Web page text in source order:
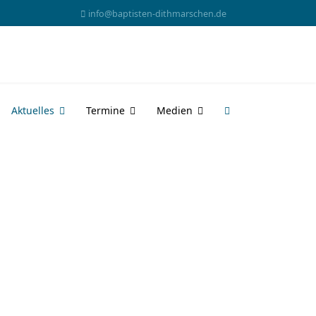
info@baptisten-dithmarschen.de
Aktuelles Termine Medien